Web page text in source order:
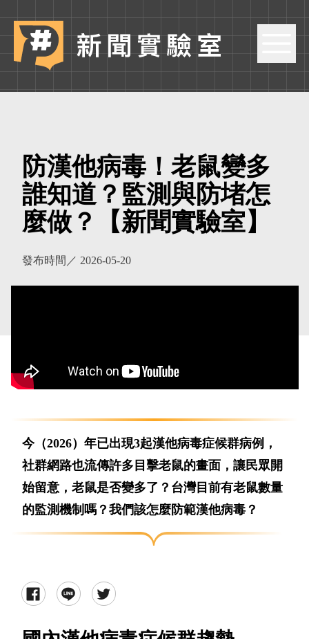
防漢他病毒！老鼠變多
誰知道？監測與防堵怎
麼做？【新聞實驗室】
發布時間／ 2026-05-20
今（2026）年已出現3起漢他病毒症候群病例，
社群網路也流傳許多目擊老鼠的畫面，讓民眾開
始留意，老鼠是否變多了？台灣目前有老鼠數量
的監測機制嗎？我們該怎麼防範漢他病毒？